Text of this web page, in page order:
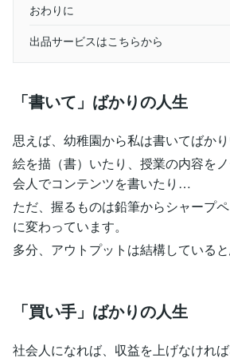
おわりに
出品サービスはこちらから
「書いて」ばかりの人生
思えば、幼稚園から私は書いてばかり
絵を描（書）いたり、授業の内容を
会人でコンテンツを書いたり…
ただ、握るものは鉛筆からシャープ
に変わっています。
多分、アウトプットは結構していると
「買い手」ばかりの人生
社会人になれば、収益を上げなければ